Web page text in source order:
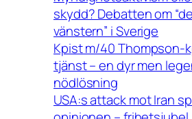
skydd? Debatten om
vänstern” i Sverige
Kpist m/40 Thompson-
tjänst – en dyr men
nödlösning
USA:s attack mot Iran